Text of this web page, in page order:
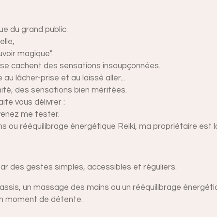
du grand public.
magique".
cachent des sensations insoupçonnées.
lâcher-prise et au laissé aller...
des sensations bien méritées.
vous délivrer :
me tester.
ou rééquilibrage énergétique Reiki, ma propriétaire est
des gestes simples, accessibles et réguliers.
un massage des mains ou un rééquilibrage
moment de détente.